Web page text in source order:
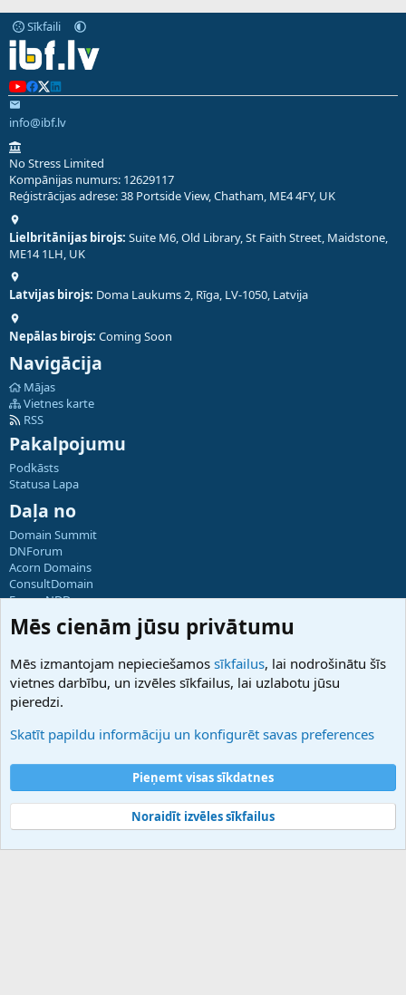
Sīkfaili
info@ibf.lv
No Stress Limited
Kompānijas numurs: 12629117
Reģistrācijas adrese: 38 Portside View, Chatham, ME4 4FY, UK
Lielbritānijas birojs: Suite M6, Old Library, St Faith Street, Maidstone,
ME14 1LH, UK
Latvijas birojs: Doma Laukums 2, Rīga, LV-1050, Latvija
Nepālas birojs: Coming Soon
Navigācija
Mājas
Vietnes karte
RSS
Pakalpojumu
Podkāsts
Statusa Lapa
Daļa no
Domain Summit
DNForum
Acorn Domains
ConsultDomain
ForumNDD
Domainforum.ro
27.be
Hostmaria
Atbalsts
Palīdzība
Noteikumi un nosacījumi
Privātuma politika
Community platform by XenForo® © 2010-2025 XenForo Ltd.
Mēs cienām jūsu privātumu
Mēs izmantojam nepieciešamos sīkfailus, lai nodrošinātu šīs
vietnes darbību, un izvēles sīkfailus, lai uzlabotu jūsu
pieredzi.
Skatīt papildu informāciju un konfigurēt savas preferences
Pieņemt visas sīkdatnes
Noraidīt izvēles sīkfailus